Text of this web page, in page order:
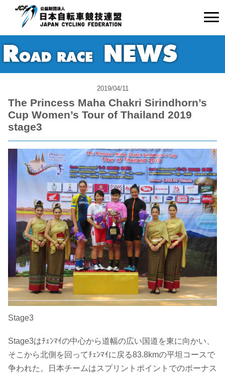
2019/04/11
The Princess Maha Chakri Sirindhorn’s
Cup Women’s Tour of Thailand 2019
stage3
Stage3
Stage3はﾁｪﾝﾏｲの中心から道幅の広い国道を東に向かい、
そこから北側を回ってﾁｪﾝﾏｲに戻る83.8kmの平坦コースで
争われた。日本チームはスプリントポイントでのボーナス